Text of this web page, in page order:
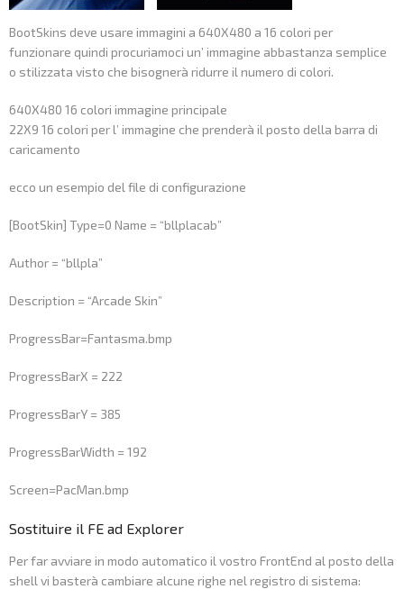
BootSkins deve usare immagini a 640X480 a 16 colori per
funzionare quindi procuriamoci un’ immagine abbastanza semplice
o stilizzata visto che bisognerà ridurre il numero di colori.
640X480 16 colori immagine principale
22X9 16 colori per l’ immagine che prenderà il posto della barra di
caricamento
ecco un esempio del file di configurazione
[BootSkin] Type=0 Name = “bllplacab”
Author = “bllpla”
Description = “Arcade Skin”
ProgressBar=Fantasma.bmp
ProgressBarX = 222
ProgressBarY = 385
ProgressBarWidth = 192
Screen=PacMan.bmp
Sostituire il FE ad Explorer
Per far avviare in modo automatico il vostro FrontEnd al posto della
shell vi basterà cambiare alcune righe nel registro di sistema: